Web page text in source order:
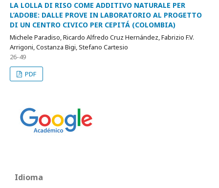
LA LOLLA DI RISO COME ADDITIVO NATURALE PER
L’ADOBE: DALLE PROVE IN LABORATORIO AL PROGETTO
DI UN CENTRO CIVICO PER CEPITÁ (COLOMBIA)
Michele Paradiso, Ricardo Alfredo Cruz Hernández, Fabrizio F.V.
Arrigoni, Costanza Bigi, Stefano Cartesio
26-49
PDF
Idioma